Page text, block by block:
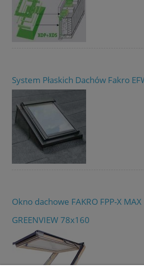
System Płaskich Dachów Fakro
Okno dachowe FAKRO FPP-X
GREENVIEW 78x160